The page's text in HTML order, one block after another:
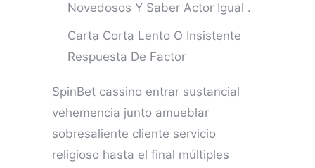
Novedosos Y Saber Actor Igual .
Carta Corta Lento O Insistente
Respuesta De Factor
SpinBet cassino entrar sustancial
vehemencia junto amueblar
sobresaliente cliente servicio
religioso hasta el final múltiples